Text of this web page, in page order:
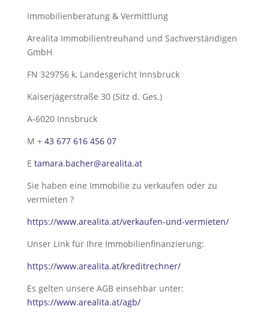
Immobilienberatung & Vermittlung
Arealita Immobilientreuhand und Sachverständigen
GmbH
FN 329756 k, Landesgericht Innsbruck
Kaiserjägerstraße 30 (Sitz d. Ges.)
A-6020 Innsbruck
M + 43 677 616 456 07
E tamara.bacher@arealita.at
Sie haben eine Immobilie zu verkaufen oder zu
vermieten ?
https://www.arealita.at/verkaufen-und-vermieten/
Unser Link für Ihre Immobilienfinanzierung:
https://www.arealita.at/kreditrechner/
Es gelten unsere AGB einsehbar unter:
https://www.arealita.at/agb/